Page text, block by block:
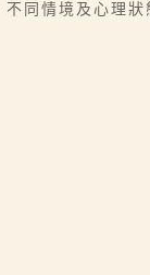
同情境及心理